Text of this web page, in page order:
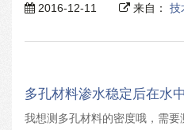
2016-12-11
来自： 技
多孔材料渗水稳定后在水
我想测多孔材料的密度哦，需